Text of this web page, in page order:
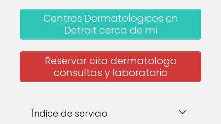
Centros Dermatologicos en
Detroit cerca de mi
Reservar cita dermatologo
consultas y laboratorio
Índice de servicio